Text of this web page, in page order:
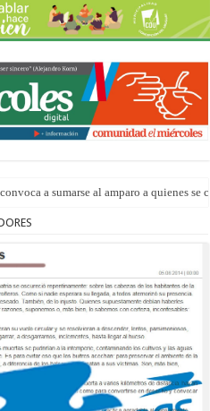
a sumarse al amparo a quienes se